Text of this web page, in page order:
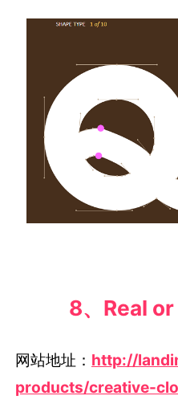
8、Real
网站地址： http://
products/creative-